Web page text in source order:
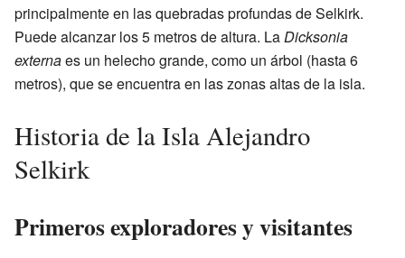
principalmente en las quebradas profundas de Selkirk.
Puede alcanzar los 5 metros de altura. La Dicksonia
externaes un helecho grande, como un árbol (hasta 6
metros), que se encuentra en las zonas altas de la isla.
Historia de la Isla Alejandro
Selkirk
Primeros exploradores y visitantes